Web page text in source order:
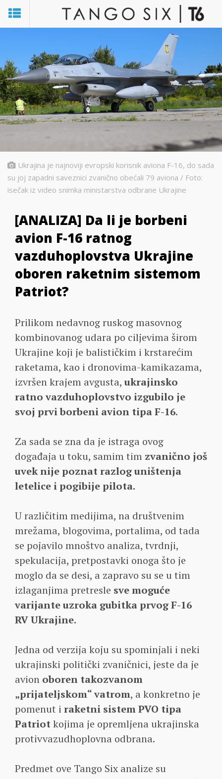
Ukrajina je najnoviji evropski korisnik aviona F-16, do sada
su joj zapadni saveznici zvanično obećali 79 aviona / Foto:
isečak iz video snimka ministarstva odbrane Ukrajine
[ANALIZA] Da li je borbeni
avion F-16 ratnog
vazduhoplovstva Ukrajine
oboren raketnim sistemom
Patriot?
Prilikom nedavnog ruskog masovnog
kombinovanog udara po ciljevima širom
Ukrajine koji je balističkim i krstarećim
raketama, kao i dronovima-kamikazama,
izvršen krajem avgusta, ukrajinsko
ratno vazduhoplovstvo izgubilo je
svoj prvi borbeni avion tipa F-16.
Za sada se zna da je istraga ovog
događaja u toku, samim tim zvanično još
uvek nije poznat razlog uništenja
letelice i pogibije pilota.
U različitim medijima, na društvenim
mrežama, blogovima, portalima, od tada
se pojavilo mnoštvo analiza, tvrdnji,
spekulacija, pretpostavki onoga što je
moglo da se desi, a zapravo su se u tim
izlaganjima pretresle sve moguće
varijante uzroka gubitka prvog F-16
RV Ukrajine.
Jedna od verzija koju su spominjali i neki
ukrajinski politički zvaničnici, jeste da je
avion oboren takozvanom
„prijateljskom“ vatrom, a konkretno je
pomenut i raketni sistem PVO tipa
Patriotkojima je opremljena ukrajinska
protivvazudhoplovna odbrana.
Predmet ove Tango Six analize su